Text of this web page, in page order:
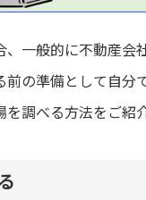
一般的に不動産
前の準備として自
調べる方法をご紹